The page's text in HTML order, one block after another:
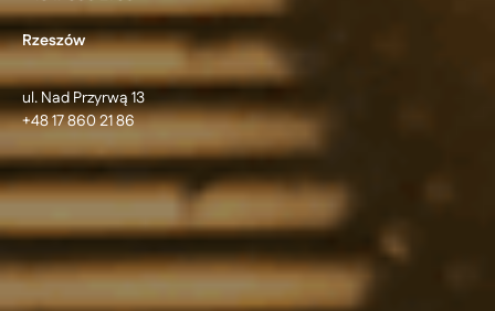
Rzeszów
ul. Nad Przyrwą 13
+48 17 860 21 86
© 2026 Ideo Sp. z o.o. | Software Development, Aplikacje
dedykowane
Centrum ustawień cookie